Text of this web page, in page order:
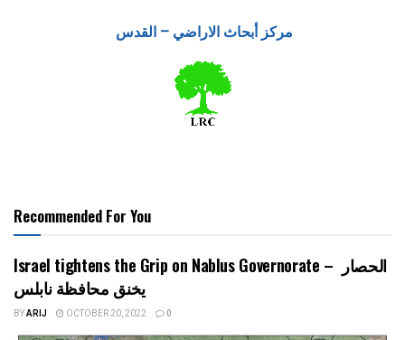
مركز أبحاث الاراضي – القدس
Recommended For You
Israel tightens the Grip on Nablus Governorate – الحصار
يخنق محافظة نابلس
BYARIJ OCTOBER 20, 2022 0